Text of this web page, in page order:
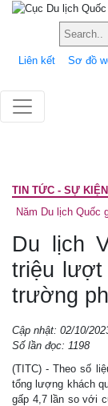
Liên kết Sơ đồ
TIN TỨC - SỰ KIỆN
Năm Du lịch Quốc
Du lịch
triệu lượt
trường
Cập nhật: 02/10/
Số lần đọc: 1198
(TITC) - Theo số
tổng lượng khách
gấp 4,7 lần so với